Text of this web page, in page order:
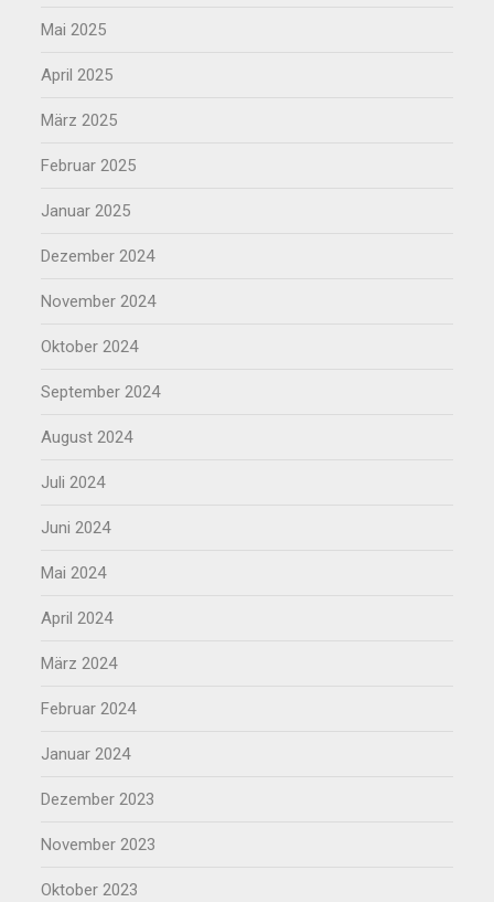
Mai 2025
April 2025
März 2025
Februar 2025
Januar 2025
Dezember 2024
November 2024
Oktober 2024
September 2024
August 2024
Juli 2024
Juni 2024
Mai 2024
April 2024
März 2024
Februar 2024
Januar 2024
Dezember 2023
November 2023
Oktober 2023